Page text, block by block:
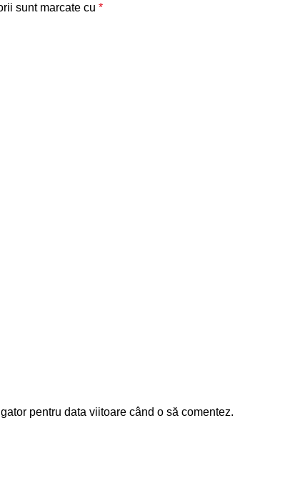
sunt marcate cu *
pentru data viitoare când o să comentez.